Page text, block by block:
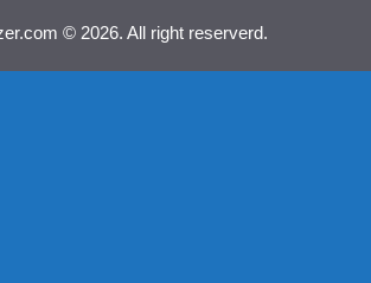
© 2026. All right reserverd.